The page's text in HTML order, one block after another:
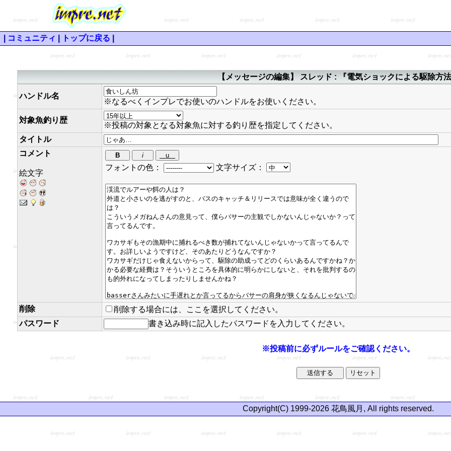
コミュニティ トップに戻る
【メッセージの編集】 スレッド : 『電気ショックによる駆除方
ハンドル名
※なるべくインプレでお使いのハンドルをお使いください。
対象魚釣り歴
※投稿の対象となる対象魚に対する釣り歴を指定してください。
タイトル
コメント
絵文字
フォントの色： 文字サイズ：
削除
削除する場合には、ここを選択してください。
パスワード
書き込み時に記入したパスワードを入力してください。
※投稿前に必ずルールをご確認ください。
Copyright(C) 1999-2026 花鳥風月, All rights reserved.